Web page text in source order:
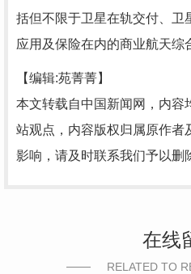
括但不限于卫星在轨交付、卫
应用及保险在内的商业航天综
【编辑:苑菁菁】
本文转载自中国新闻网，内容
站观点，内容版权归属原作者
影响，请及时联系我们予以删
在线
RELATED TO